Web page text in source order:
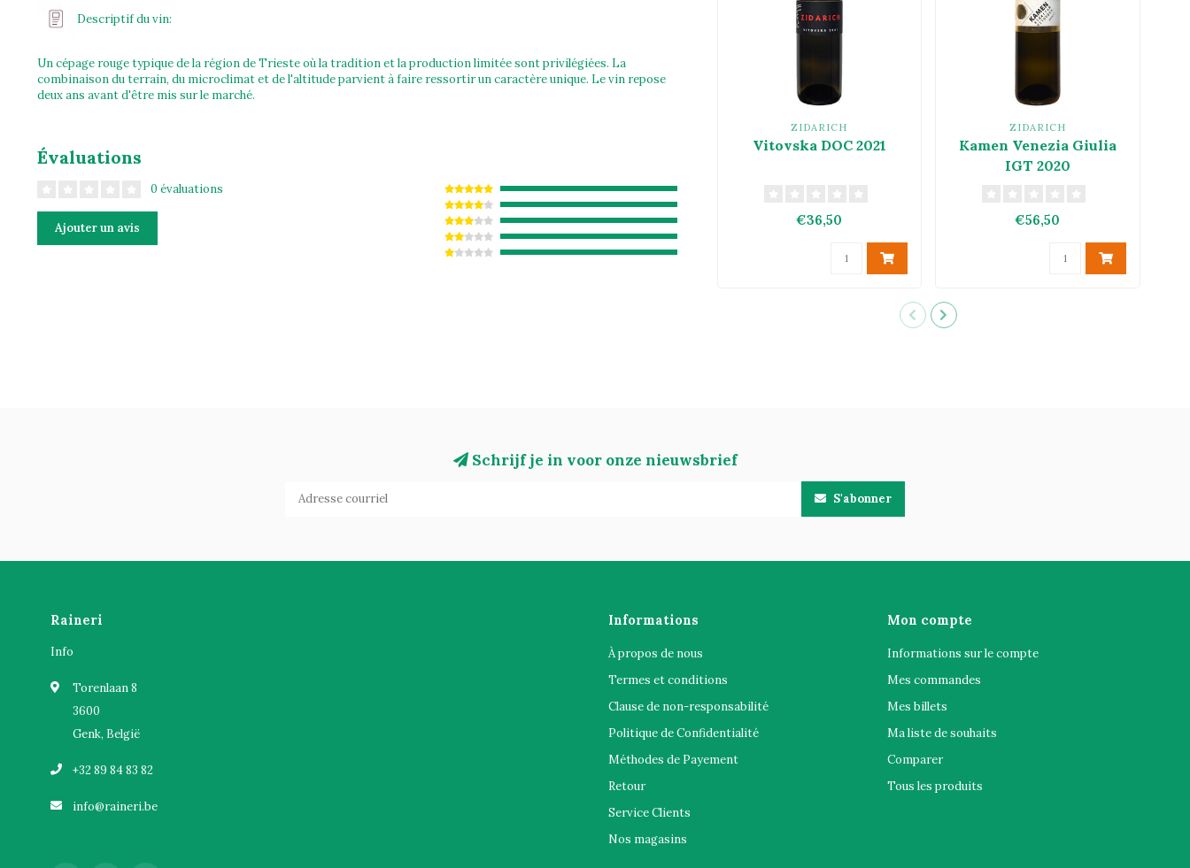
Descriptif du vin:
Un cépage rouge typique de la région de Trieste où la tradition et la production limitée sont privilégiées. La
combinaison du terrain, du microclimat et de l'altitude parvient à faire ressortir un caractère unique. Le vin repose
deux ans avant d'être mis sur le marché.
Évaluations
0 évaluations
Ajouter un avis
ZIDARICH
Vitovska DOC 2021
€36,50
ZIDARICH
Kamen Venezia Giulia
IGT 2020
€56,50
Schrijf je in voor onze nieuwsbrief
S'abonner
Raineri
Info
Torenlaan 8
3600
Genk, België
+32 89 84 83 82
info@raineri.be
Informations
À propos de nous
Termes et conditions
Clause de non-responsabilité
Politique de Confidentialité
Méthodes de Payement
Retour
Service Clients
Nos magasins
Mon compte
Informations sur le compte
Mes commandes
Mes billets
Ma liste de souhaits
Comparer
Tous les produits